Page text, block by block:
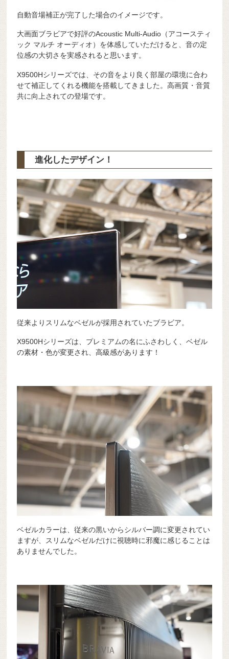
自動音場補正が完了した場合のイメージです。
大画面ブラビアで好評のAcoustic Multi-Audio（アコースティ
ック マルチ オーディオ）を体感していただけると、音の定
位感の大切さを実感されると思います。
X9500Hシリーズでは、その音をより良く部屋の環境に合わ
せて補正してくれる機能を搭載してきました。高画質・音質
共に向上されての登場です。
進化したデザイン！
従来よりスリムなベゼルが採用されていたブラビア。
X9500Hシリーズは、プレミアムの名にふさわしく、ベゼル
の素材・色が変更され、高級感があります！
ベゼルカラーは、従来の黒いからシルバー調に変更されてい
ますが、スリムなベゼルだけに視聴時に邪魔に感じることは
ありませんでした。